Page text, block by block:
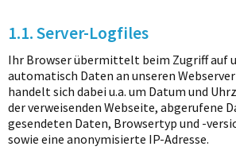
1.1. Server-Logfiles
Ihr Browser übermittelt beim Zugriff auf
automatisch Daten an unseren
handelt sich dabei u.a. um Datum und
der verweisenden Webseite, abgerufene
gesendeten Daten, Browsertyp und -
sowie eine anonymisierte IP-Adresse.